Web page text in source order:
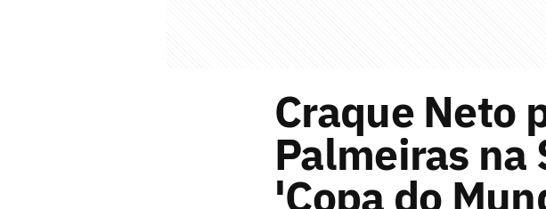
Craque Neto
Palmeiras na
'Copa do